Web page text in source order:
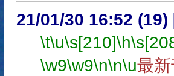
21/01/30 16:52 (19)
\t\u\s[210]\h
\w9\w9\n\n\u最